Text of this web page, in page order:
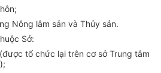
Nông lâm sản và Thủy sản.
Sở:
tổ chức lại trên cơ sở Trung tâm